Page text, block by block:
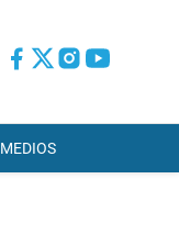
MEDIOS